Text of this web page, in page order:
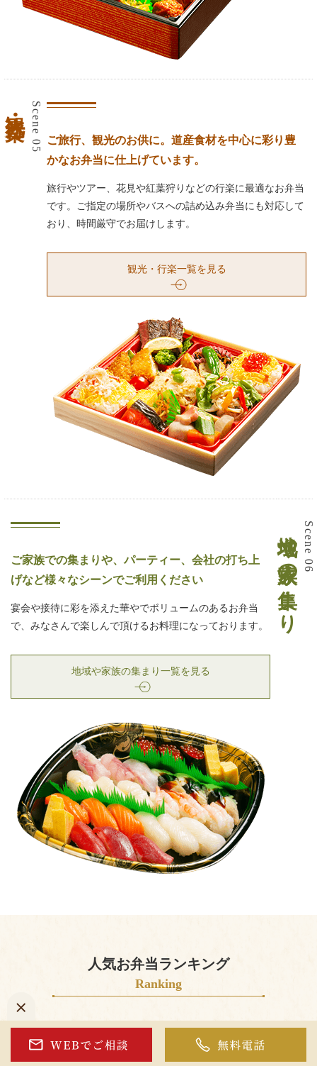
Scene 05 ご旅行、観光のお供に。道産食材を中心に彩り豊
かなお弁当に仕上げています。
旅行やツアー、花見や紅葉狩りなどの行楽に最適なお弁当
です。ご指定の場所やバスへの詰め込み弁当にも対応して
おり、時間厳守でお届けします。
観光・行楽一覧を見る
ご家族での集まりや、パーティー、会社の打ち上
げなど様々なシーンでご利用ください
宴会や接待に彩を添えた華やでボリュームのあるお弁当
で、みなさんで楽しんで頂けるお料理になっております。
地域や家族の集まり一覧を見る
Scene 06
地域や家族の集まり
人気お弁当ランキング
Ranking